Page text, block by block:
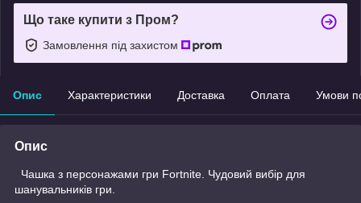
Що таке купити з Пром?
Замовлення під захистом
Опис Характеристики Доставка Оплата Умови
Опис
Чашка з персонажами гри Fortnite. Чудовий вибір для
шанувальників гри.